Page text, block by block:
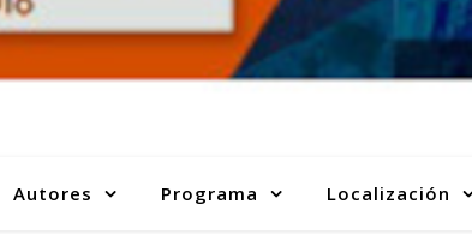
Autores Programa Localización